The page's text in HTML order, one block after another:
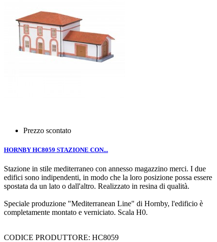
Prezzo scontato
HORNBY HC8059 STAZIONE CON...
Stazione in stile mediterraneo con annesso magazzino merci. I due
edifici sono indipendenti, in modo che la loro posizione possa essere
spostata da un lato o dall'altro. Realizzato in resina di qualità.
Speciale produzione "Mediterranean Line" di Hornby, l'edificio è
completamente montato e verniciato. Scala H0.
CODICE PRODUTTORE: HC8059